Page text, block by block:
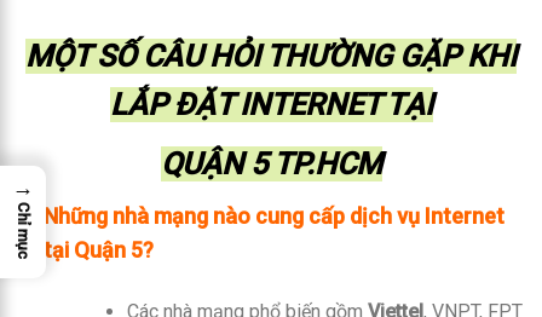
MỘT SỐ CÂU HỎI THƯỜNG GẶP KHI
LẮP ĐẶT INTERNET TẠI
QUẬN 5 TP.HCM
Những nhà mạng nào cung cấp dịch vụ Internet
tại Quận 5?
Các nhà mạng phổ biến gồm Viettel, VNPT, FPT
→
Chỉ mục